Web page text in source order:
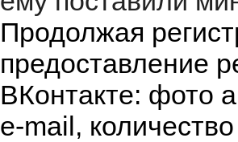
Продолжая
предоставление
ВКонтакте: фото
e-mail,